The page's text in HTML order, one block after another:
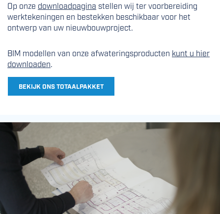
Op onze downloadpagina stellen wij ter voorbereiding
werktekeningen en bestekken beschikbaar voor het
ontwerp van uw nieuwbouwproject.
BIM modellen van onze afwateringsproducten kunt u hier
downloaden.
BEKIJK ONS TOTAALPAKKET